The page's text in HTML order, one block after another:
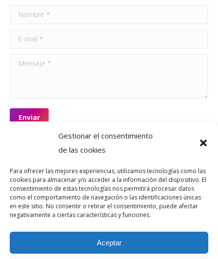
Gestionar el consentimiento
de las cookies
Para ofrecer las mejores experiencias, utilizamos tecnologías como las
cookies para almacenar y/o acceder a la información del dispositivo. El
consentimiento de estas tecnologías nos permitirá procesar datos
como el comportamiento de navegación o las identificaciones únicas
en este sitio. No consentir o retirar el consentimiento, puede afectar
negativamente a ciertas características y funciones.
Aceptar
Nombre *
E-mail *
Mensaje *
Enviar